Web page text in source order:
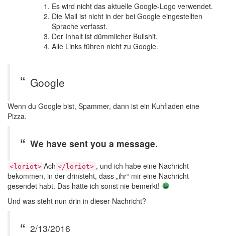
Es wird nicht das aktuelle Google-Logo verwendet.
Die Mail ist nicht in der bei Google eingestellten
Sprache verfasst.
Der Inhalt ist dümmlicher Bullshit.
Alle Links führen nicht zu Google.
Google
Wenn du Google bist, Spammer, dann ist ein Kuhfladen eine
Pizza.
We have sent you a message.
<loriot> Ach </loriot> , und ich habe eine Nachricht
bekommen, in der drinsteht, dass „ihr“ mir eine Nachricht
gesendet habt. Das hätte ich sonst nie bemerkt!
Und was steht nun drin in dieser Nachricht?
2/13/2016